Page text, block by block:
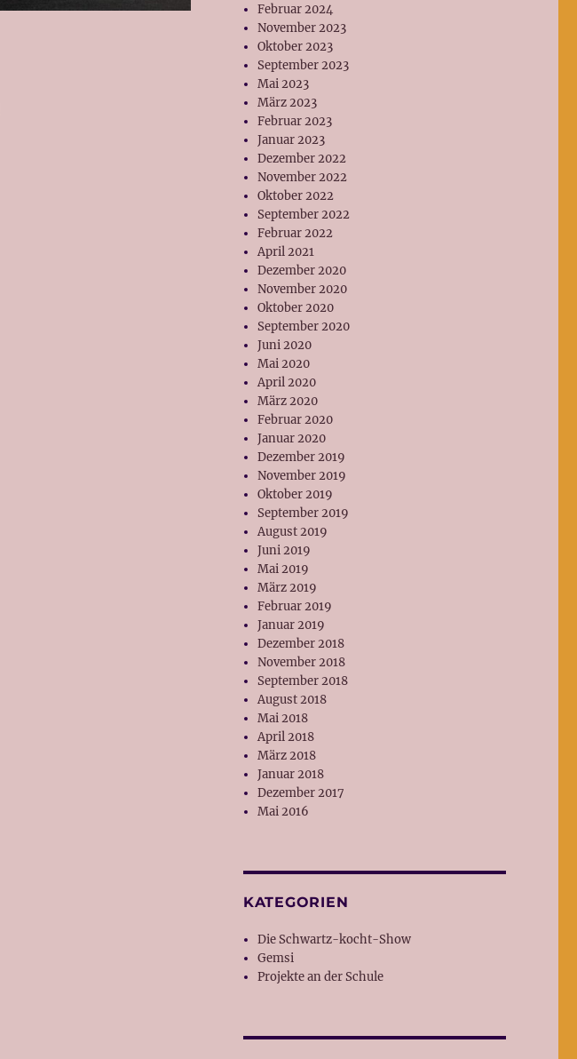
Februar 2024
November 2023
Oktober 2023
September 2023
Mai 2023
März 2023
Februar 2023
Januar 2023
Dezember 2022
November 2022
Oktober 2022
September 2022
Februar 2022
April 2021
Dezember 2020
November 2020
Oktober 2020
September 2020
Juni 2020
Mai 2020
April 2020
März 2020
Februar 2020
Januar 2020
Dezember 2019
November 2019
Oktober 2019
September 2019
August 2019
Juni 2019
Mai 2019
März 2019
Februar 2019
Januar 2019
Dezember 2018
November 2018
September 2018
August 2018
Mai 2018
April 2018
März 2018
Januar 2018
Dezember 2017
Mai 2016
KATEGORIEN
Die Schwartz-kocht-Show
Gemsi
Projekte an der Schule